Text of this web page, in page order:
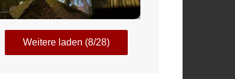
Weitere laden (8/28)